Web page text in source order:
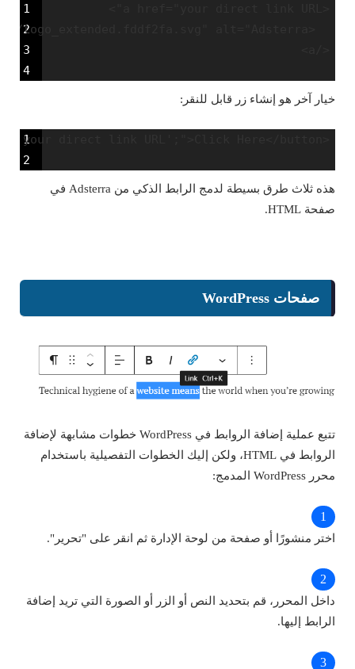
1
2
3
4
خيار آخر هو إنشاء زر قابل للنقر:
1
2
هذه ثلاث طرق بسيطة لدمج الرابط الذكي من Adsterra في
صفحة HTML.
صفحات WordPress
تتبع عملية إضافة الروابط في WordPress خطوات مشابهة لإضافة
الروابط في HTML، ولكن إليك الخطوات التفصيلية باستخدام
محرر WordPress المدمج:
اختر منشورًا أو صفحة من لوحة الإدارة ثم انقر على "تحرير".
داخل المحرر، قم بتحديد النص أو الزر أو الصورة التي تريد إضافة
الرابط إليها.